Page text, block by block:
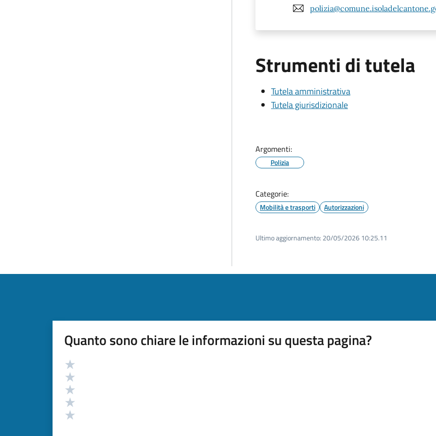
Strumenti di tutela
Tutela amministrativa
Tutela giurisdizionale
Argomenti:
Polizia
Categorie:
Mobilità e trasporti Autorizzazioni
Ultimo aggiornamento: 20/05/2026 10:25.11
Quanto sono chiare le informazioni su questa pagina?
Valutazione